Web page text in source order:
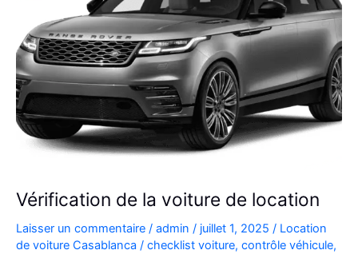
Vérification de la voiture de location
Laisser un commentaire / admin / juillet 1, 2025 / Location
de voiture Casablanca / checklist voiture, contrôle véhicule,